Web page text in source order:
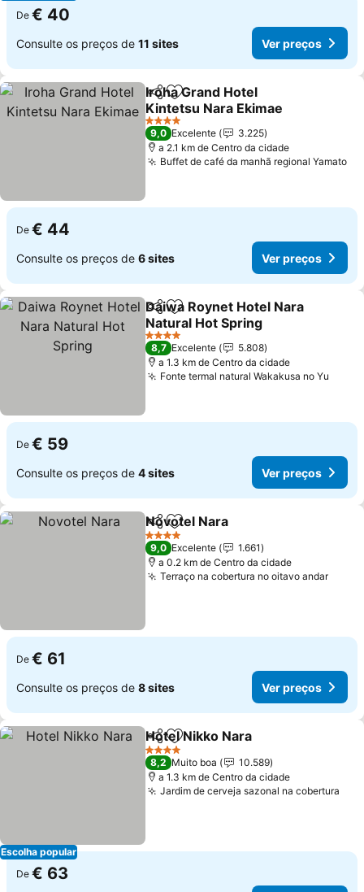
De € 40
Consulte os preços de 11 sites Ver preços
PartilharAdicionar aos favoritos
Iroha Grand Hotel
Kintetsu Nara Ekimae
Ver preços
4 Estrelas
9,0 Excelente
3.225
a 2.1 km de Centro da cidade
Buffet de café da manhã regional Yamato
De € 44
Consulte os preços de 6 sites Ver preços
PartilharAdicionar aos favoritos
Daiwa Roynet Hotel Nara
Natural Hot Spring
Ver preços
4 Estrelas
8,7 Excelente
5.808
a 1.3 km de Centro da cidade
Fonte termal natural Wakakusa no Yu
De € 59
Consulte os preços de 4 sites Ver preços
PartilharAdicionar aos favoritos
Novotel Nara
4 Estrelas
9,0 Excelente
1.661
a 0.2 km de Centro da cidade
Terraço na cobertura no oitavo andarVer
De € 61
Consulte os preços de 8 sites Ver preços
Escolha popular
PartilharAdicionar aos favoritos
Hotel Nikko Nara
4 Estrelas
8,2 Muito boa
10.589
a 1.3 km de Centro da cidade
Jardim de cerveja sazonal na cobertura
De € 63